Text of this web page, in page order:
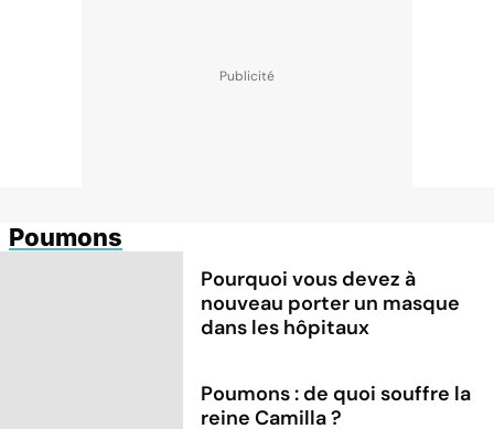
Poumons
Pourquoi vous devez à
nouveau porter un masque
dans les hôpitaux
Poumons : de quoi souffre la
reine Camilla ?